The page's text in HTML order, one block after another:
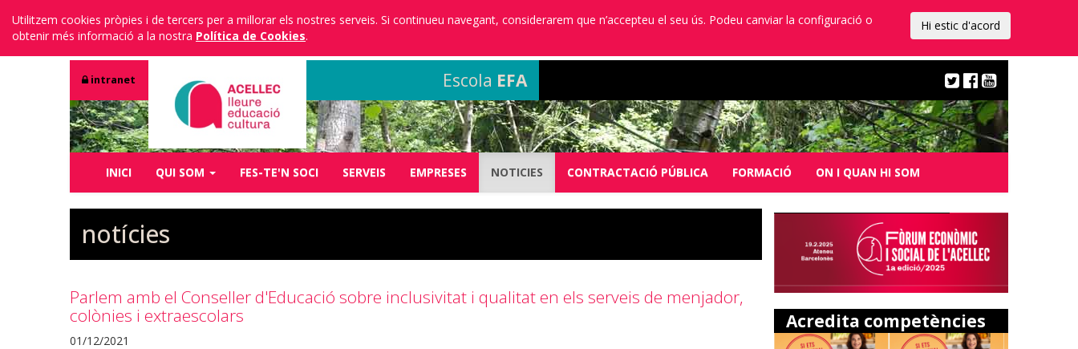
Utilitzem cookies pròpies i de tercers per a millorar els nostres serveis. Si continueu navegant, considerarem que n’accepteu el seu ús. Podeu canviar la configuració o
obtenir més informació a la nostra Política de Cookies.
Hi estic d'acord
intranet Escola EFA
INICI QUI SOM FES-TE'N SOCI SERVEIS EMPRESES NOTICIES CONTRACTACIÓ PÚBLICA FORMACIÓ ON I QUAN HI SOM
notícies
Parlem amb el Conseller d'Educació sobre inclusivitat i qualitat en els serveis de menjador,
colònies i extraescolars
01/12/2021
Acredita competències